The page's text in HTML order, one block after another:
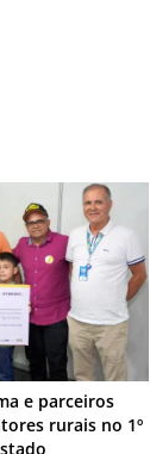
e parceiros
rurais no 1º